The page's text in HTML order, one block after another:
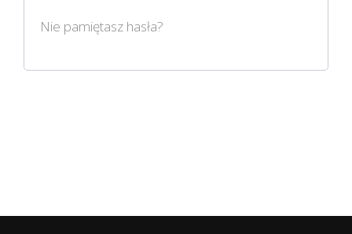
Nie pamiętasz hasła?